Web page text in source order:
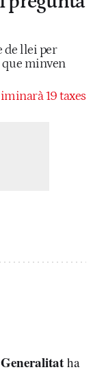
de llei per
minven
19 taxes
ha